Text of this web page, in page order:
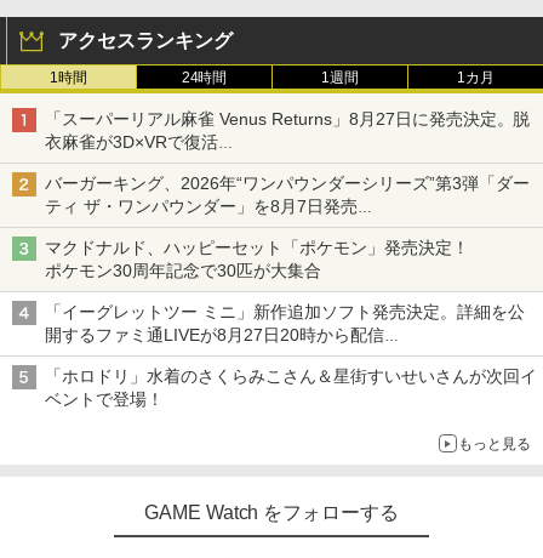
￥7,681
【純正品】Xbox 充電式バッテリー + US
B-C ケーブル
￥2,618
【純正品】Xbox ワイヤレス コントロー
ラー (カーボンブラック)
￥8,020
￥8,698
『映画 ラブライブ！蓮ノ空女学院スクー
ルアイドルクラブ Bloom Garden Part
y』Blu-ray（特装限定版）
￥8,589
劇場版「鬼滅の刃」無限城編 第一章 猗
窩座再来 完全生産限定版 [DVD]
し騎士のスタートダッシュパック)
￥6,910
ヨッシーとフカシギの図鑑
￥7,021
4
【楽天ブックス限定特典】スプラトゥー
ン レイダース(メッシュトートバッグ
（アクリルチャーム付き）)
ナンザ スイッチ2 ゲームソフト 新品 ゲ
ーム パッケージ版
3
【新品】PS5ソフト REANIMAL【広田
店】
￥3,480
4
【中古】PS5ソフト ゴッド・オブ・ウォ
ー ラグナロク [通常版] (18歳以上対象)
￥3,600
ド PS5 縦置き 冷却 スタンド PS5コント
電指示ランプ付 RGBライト 収納 多機能
USBケーブル付
3
Switch2 ケース レザーケース スイッチ2
Nintendo 対応 スイッチ スイッチツー
ポーチ ストラップ付属 オシャレ ソフト
収納 ガジェットケース クリスマス ギフ
ト プレゼント 送料無料
￥3,480
【中古】【良い】ペルソナ2 罰 通常版
￥4,400
Switch2 ケース スイッチ2 Nintendo 対
応 スイッチ スイッチツー 名入れ かわい
ト ケーブル 収納可能 ポーチ クリスマス
ギフト クリスマス プレゼント 送料無料
3
【特典】FLY!/フライ!【Blu-ray】(抽選
で豪華賞品が当たる！) [ バンジャマン・
レネール ]
￥1,320
4
【Blu-ray】【新品】 劇場版「鬼滅の
刃」無限列車編 完全生産限定版 Blu-ray
鬼滅の刃 倉庫
￥3,680
上伊那ぼたん、酔へる姿は百合の花 2
（完全生産限定版）【Blu-ray】 [ 鈴代紗
￥6,006
アクセスランキング
1時間 24時間 1週間 1カ月
「スーパーリアル麻雀 Venus Returns」8月27日に発売決定。脱
衣麻雀が3D×VRで復活
発売から2週間は20%オフになるセールが実施
バーガーキング、2026年“ワンパウンダーシリーズ”第3弾「ダー
ティ ザ・ワンパウンダー」を8月7日発売
「特製ガーリックマヨソース」を使用した超大型チーズバーガー
マクドナルド、ハッピーセット「ポケモン」発売決定！
ポケモン30周年記念で30匹が大集合
「イーグレットツー ミニ」新作追加ソフト発売決定。詳細を公
開するファミ通LIVEが8月27日20時から配信
シリーズ累計100タイトルへ
「ホロドリ」水着のさくらみこさん＆星街すいせいさんが次回イ
ベントで登場！
もっと見る
GAME Watch をフォローする